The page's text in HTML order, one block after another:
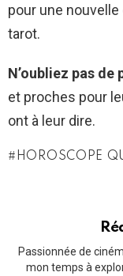
pour une
tarot.
N’oubliez pas
et proches pour
ont à leur dire.
HOROSCOPE
Passionnée de
mon temps à